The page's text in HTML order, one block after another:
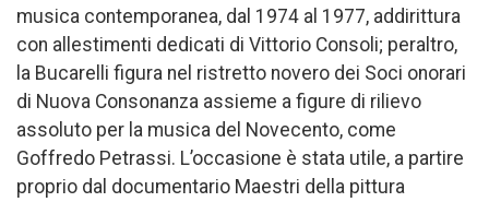
musica contemporanea, dal 1974 al 1977, addirittura
con allestimenti dedicati di Vittorio Consoli; peraltro,
la Bucarelli figura nel ristretto novero dei Soci onorari
di Nuova Consonanza assieme a figure di rilievo
assoluto per la musica del Novecento, come
Goffredo Petrassi. L’occasione è stata utile, a partire
proprio dal documentario Maestri della pittura